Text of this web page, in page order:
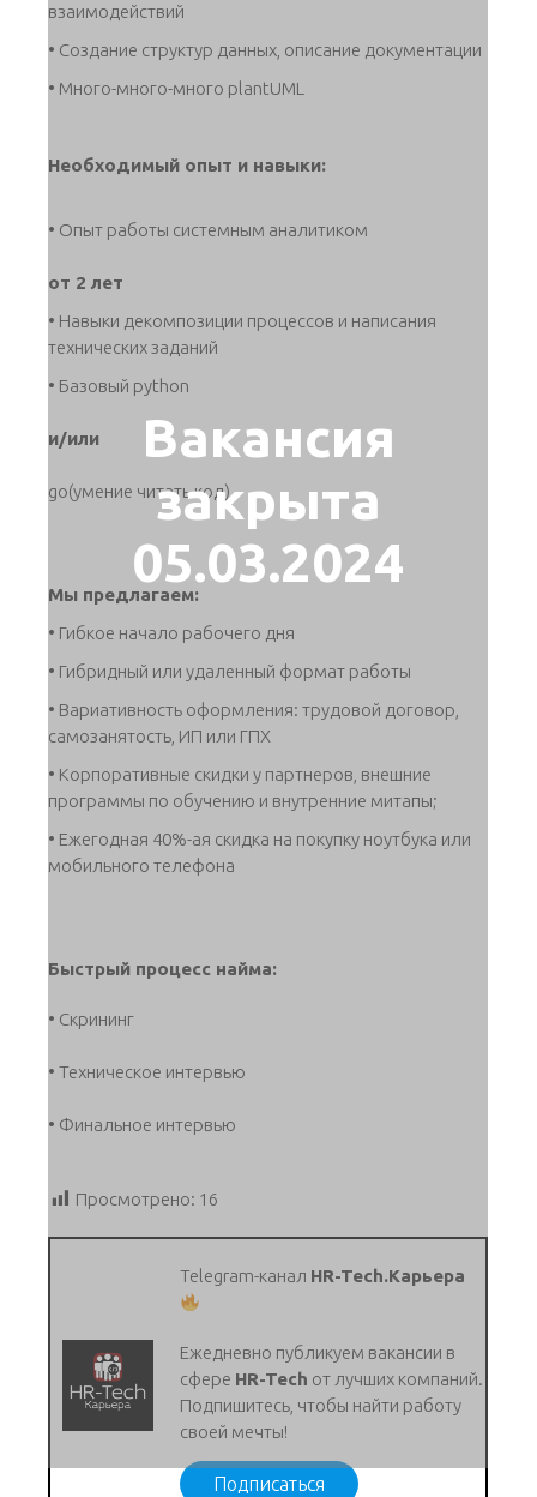
Вакансия
закрыта
05.03.2024
взаимодействий
• Создание структур данных, описание документации
• Много-много-много plantUML
Необходимый опыт и навыки:
• Опыт работы системным аналитиком
от 2 лет
• Навыки декомпозиции процессов и написания
технических заданий
• Базовый python
и/или
go(умение читать код)
Мы предлагаем:
• Гибкое начало рабочего дня
• Гибридный или удаленный формат работы
• Вариативность оформления: трудовой договор,
самозанятость, ИП или ГПХ
• Корпоративные скидки у партнеров, внешние
программы по обучению и внутренние митапы;
• Ежегодная 40%-ая скидка на покупку ноутбука или
мобильного телефона
Быстрый процесс найма:
• Скрининг
• Техническое интервью
• Финальное интервью
Просмотрено: 16
Telegram-канал HR-Tech.Карьера
Ежедневно публикуем вакансии в
сфере HR-Tech от лучших компаний.
Подпишитесь, чтобы найти работу
своей мечты!
Подписаться